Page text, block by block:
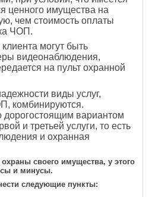
ценного имущества на
чем стоимость оплаты
ЧОП.
могут быть
видеонаблюдения,
на пульт охранной
виды услуг,
комбинируются.
вариантом
и третьей услуги, то есть
и охранная
своего имущества, у этого
и минусы.
следующие пункты: